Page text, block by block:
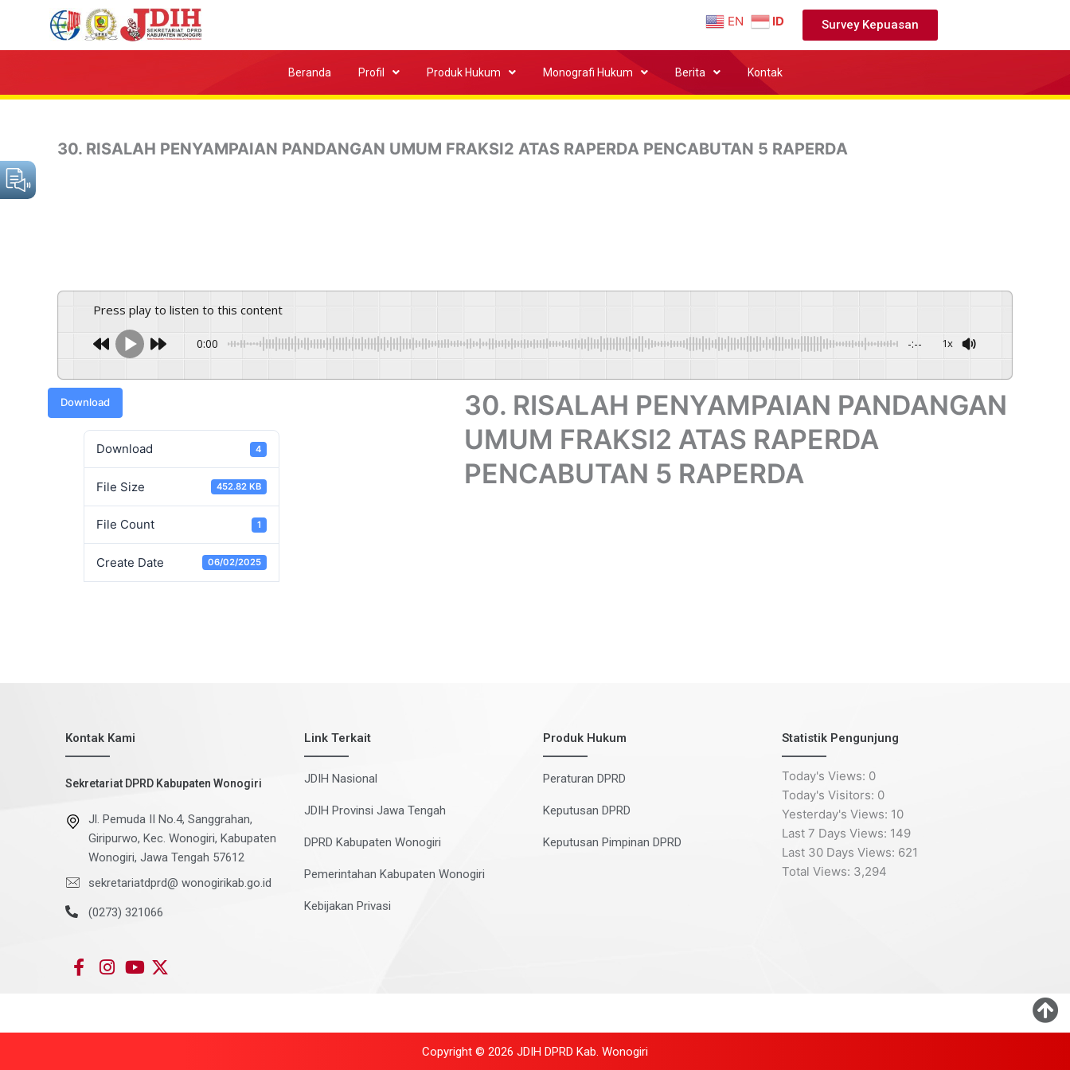
content
EN ID Survey Kepuasan
Beranda Profil Produk Hukum Monografi Hukum Berita Kontak
30. RISALAH PENYAMPAIAN PANDANGAN UMUM FRAKSI2 ATAS RAPERDA PENCABUTAN 5 RAPERDA
Press play to listen to this content
0:00 -:-- 1x
Download
Download 4
File Size 452.82 KB
File Count 1
Create Date 06/02/2025
30. RISALAH PENYAMPAIAN PANDANGAN
UMUM FRAKSI2 ATAS RAPERDA
PENCABUTAN 5 RAPERDA
Kontak Kami
Sekretariat DPRD Kabupaten Wonogiri
Jl. Pemuda II No.4, Sanggrahan,
Giripurwo, Kec. Wonogiri, Kabupaten
Wonogiri, Jawa Tengah 57612
sekretariatdprd@ wonogirikab.go.id
(0273) 321066
Link Terkait
JDIH Nasional
JDIH Provinsi Jawa Tengah
DPRD Kabupaten Wonogiri
Pemerintahan Kabupaten Wonogiri
Kebijakan Privasi
Produk Hukum
Peraturan DPRD
Keputusan DPRD
Keputusan Pimpinan DPRD
Statistik Pengunjung
Today's Views: 0
Today's Visitors: 0
Yesterday's Views: 10
Last 7 Days Views: 149
Last 30 Days Views: 621
Total Views: 3,294
Copyright © 2026 JDIH DPRD Kab. Wonogiri